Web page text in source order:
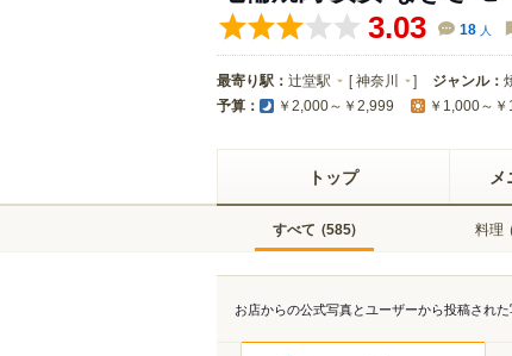
3.03 18 人
最寄り駅： 辻堂駅 [神奈川 ] ジャンル：
予算： ￥2,000～￥2,999 ￥1,000～
トップ メ
すべて (585) 料理
お店からの公式写真とユーザーから投稿され